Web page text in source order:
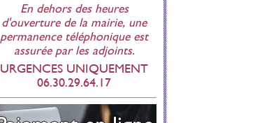
En dehors des heures
d'ouverture de la mairie, une
permanence téléphonique est
assurée par les adjoints.
URGENCES UNIQUEMENT
06.30.29.64.17